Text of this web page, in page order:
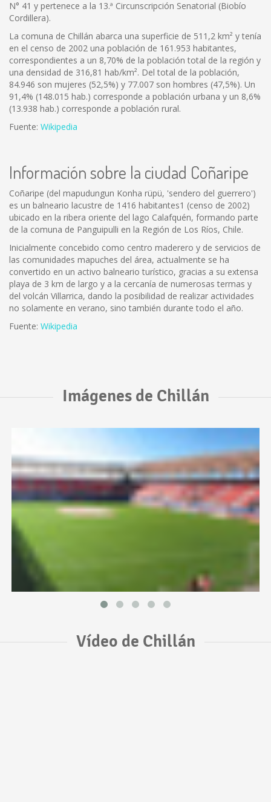
N° 41 y pertenece a la 13.ª Circunscripción Senatorial (Biobío
Cordillera).
La comuna de Chillán abarca una superficie de 511,2 km² y tenía
en el censo de 2002 una población de 161.953 habitantes,
correspondientes a un 8,70% de la población total de la región y
una densidad de 316,81 hab/km². Del total de la población,
84.946 son mujeres (52,5%) y 77.007 son hombres (47,5%). Un
91,4% (148.015 hab.) corresponde a población urbana y un 8,6%
(13.938 hab.) corresponde a población rural.
Fuente: Wikipedia
Información sobre la ciudad Coñaripe
Coñaripe (del mapudungun Konha rüpü, 'sendero del guerrero')
es un balneario lacustre de 1416 habitantes1 (censo de 2002)
ubicado en la ribera oriente del lago Calafquén, formando parte
de la comuna de Panguipulli en la Región de Los Ríos, Chile.
Inicialmente concebido como centro maderero y de servicios de
las comunidades mapuches del área, actualmente se ha
convertido en un activo balneario turístico, gracias a su extensa
playa de 3 km de largo y a la cercanía de numerosas termas y
del volcán Villarrica, dando la posibilidad de realizar actividades
no solamente en verano, sino también durante todo el año.
Fuente: Wikipedia
Imágenes de Chillán
Vídeo de Chillán